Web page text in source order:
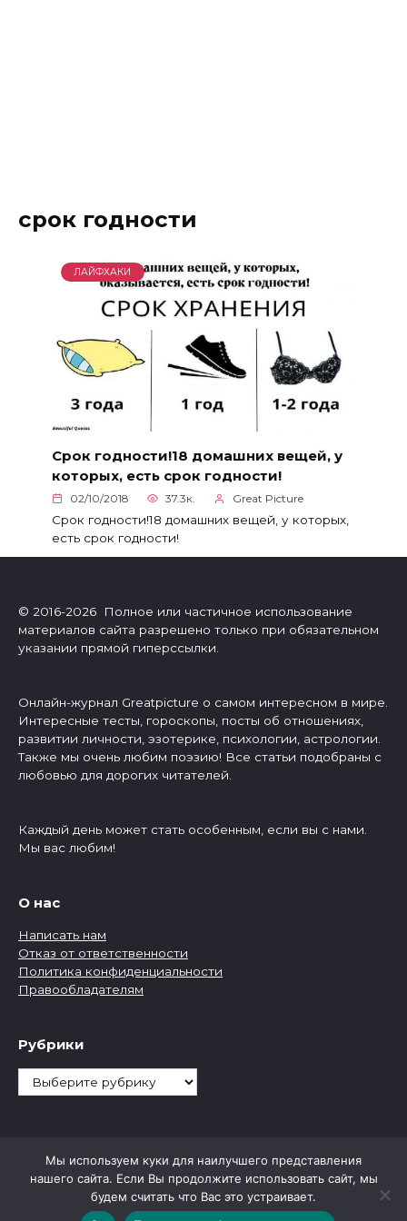
срок годности
ЛАЙФХАКИ
Срок годности!18 домашних вещей, у
которых, есть срок годности!
02/10/2018 37.3к. Great Picture
Срок годности!18 домашних вещей, у которых,
есть срок годности!
© 2016-2026 Полное или частичное использование
материалов сайта разрешено только при обязательном
указании прямой гиперссылки.
Онлайн-журнал Greatpicture о самом интересном в мире.
Интересные тесты, гороскопы, посты об отношениях,
развитии личности, эзотерике, психологии, астрологии.
Также мы очень любим поэзию! Все статьи подобраны с
любовью для дорогих читателей.
Каждый день может стать особенным, если вы с нами.
Мы вас любим!
О нас
Написать нам
Отказ от ответственности
Политика конфиденциальности
Правообладателям
Рубрики
Рубрики
Мы используем куки для наилучшего представления
нашего сайта. Если Вы продолжите использовать сайт, мы
будем считать что Вас это устраивает.